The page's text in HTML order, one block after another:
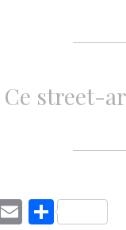
street-
E S